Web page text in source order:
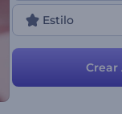
Estilo
Crear